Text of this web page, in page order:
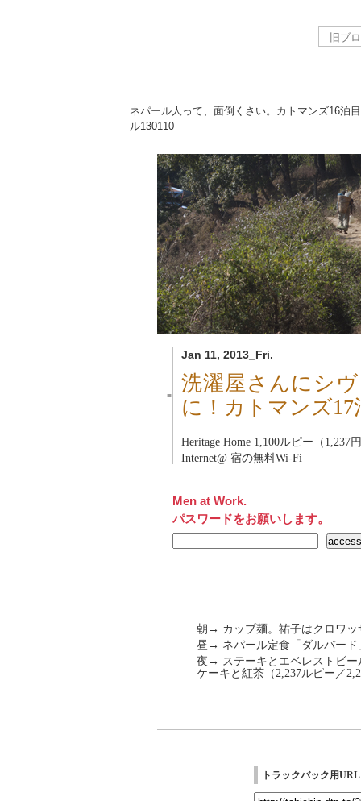
ネパール人って、面倒くさい。カトマンズ16泊
ル130110
Jan 11, 2013_Fri.
■
洗濯屋さんにシ
に！カトマンズ
Heritage Home 1,100ルピー（1,237
Internet@ 宿の無料Wi-Fi
Men at Work.
パスワードをお願いします。
朝→ カップ麺。祐子はクロワッ
昼→ ネパール定食「ダルバード
夜→ ステーキとエベレストビー
ケーキと紅茶（2,237ルピー／
トラックバック用URL